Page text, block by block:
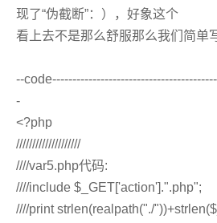
现了“伪截断”：），好象这个
看上去不是那么舒服那么我们简单
--
-
<?php
////////////////////
////var5.php代码:
////include $_GET['action'].".php";
////print strlen(realpath("./